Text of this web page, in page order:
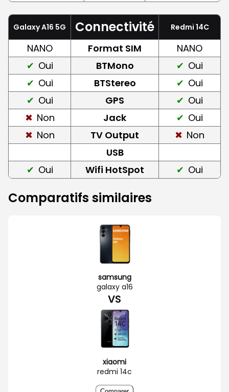
Galaxy A16 5G Connectivité Redmi 14C
NANO Format SIM
NANO
Oui
BTMono
Oui
Oui
BTStereo
Oui
Oui
GPS
Oui
Non
Jack
Oui
Non
TV Output
Non
USB
Oui
Wifi HotSpot Oui
Comparatifs similaires
samsung
galaxy a16
VS
xiaomi
redmi 14c